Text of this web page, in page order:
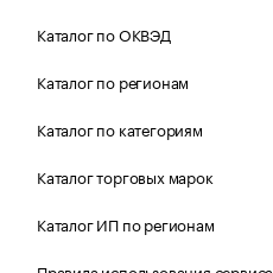
Каталог по ОКВЭД
Каталог по регионам
Каталог по категориям
Каталог торговых марок
Каталог ИП по регионам